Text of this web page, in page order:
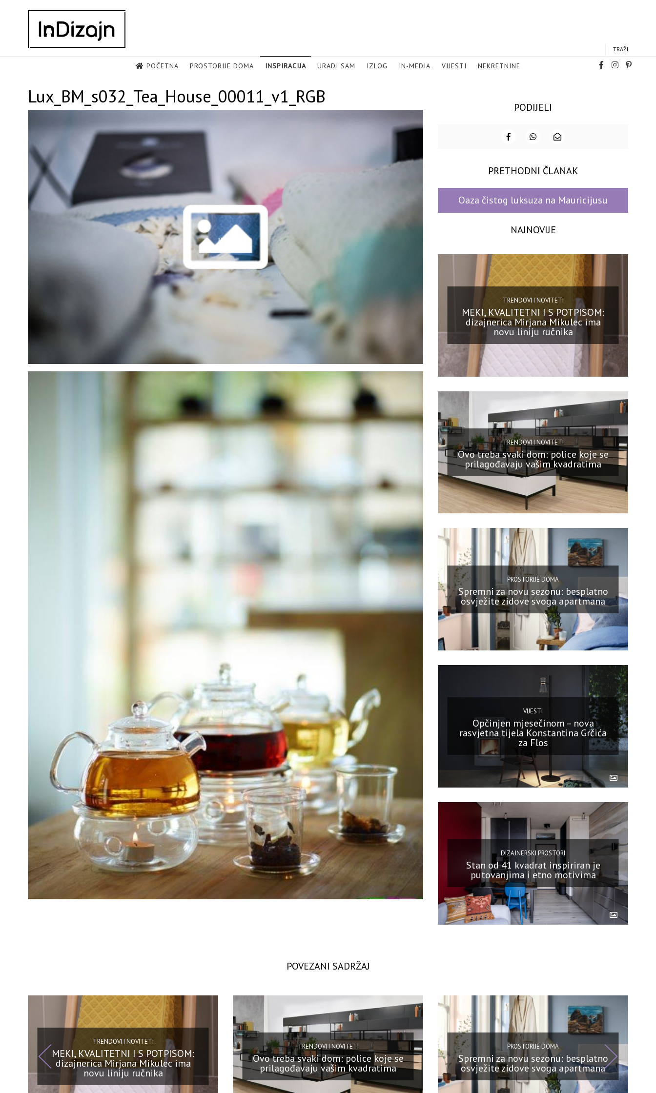
TRAŽI
POČETNA PROSTORIJE DOMA INSPIRACIJA URADI SAM IZLOG IN-MEDIA VIJESTI NEKRETNINE
Lux_BM_s032_Tea_House_00011_v1_RGB PODIJELI
PRETHODNI ČLANAK
Oaza čistog luksuza na Mauricijusu
NAJNOVIJE
TRENDOVI I NOVITETI
MEKI, KVALITETNI I S POTPISOM:
dizajnerica Mirjana Mikulec ima
novu liniju ručnika
TRENDOVI I NOVITETI
Ovo treba svaki dom: police koje se
prilagođavaju vašim kvadratima
PROSTORIJE DOMA
Spremni za novu sezonu: besplatno
osvježite zidove svoga apartmana
VIJESTI
Opčinjen mjesečinom – nova
rasvjetna tijela Konstantina Grčića
za Flos
DIZAJNERSKI PROSTORI
Stan od 41 kvadrat inspiriran je
putovanjima i etno motivima
POVEZANI SADRŽAJ
TRENDOVI I NOVITETI
MEKI, KVALITETNI I S POTPISOM:
dizajnerica Mirjana Mikulec ima
novu liniju ručnika
TRENDOVI I NOVITETI
Ovo treba svaki dom: police koje se
prilagođavaju vašim kvadratima
PROSTORIJE DOMA
Spremni za novu sezonu: besplatno
osvježite zidove svoga apartmana